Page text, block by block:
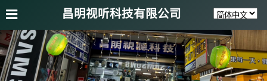
昌明视听科技有限公司